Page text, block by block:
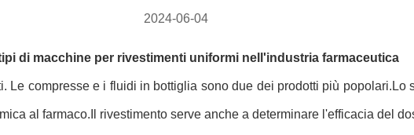
2024-06-04
di macchine per rivestimenti uniformi nell'industria farmaceutica
Le compresse e i fluidi in bottiglia sono due dei prodotti più
al farmaco.Il rivestimento serve anche a determinare l'efficacia del